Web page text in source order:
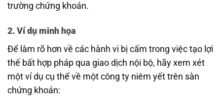
trường chứng khoán.
2. Ví dụ minh họa
Để làm rõ hơn về các hành vi bị cấm trong việc tạo lợi
thế bất hợp pháp qua giao dịch nội bộ, hãy xem xét
một ví dụ cụ thể về một công ty niêm yết trên sàn
chứng khoán: